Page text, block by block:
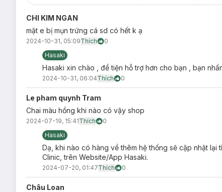
CHI KIM NGAN
mặt e bị mụn trứng cá sd có hết k ạ
2024-10-31, 05:09Thích
0
Hasaki
Hasaki xin chào , để tiện hỗ trợ hơn cho bạn , bạn
2024-10-31, 06:04Thích 0
Le pham quynh Tram
Chai màu hồng khi nào có vậy shop
2024-07-19, 15:41Thích
0
Hasaki
Dạ, khi nào có hàng về thêm hệ thống sẽ cập nhật
Clinic, trên Website/App Hasaki.
2024-07-20, 01:47Thích 0
Châu Loan